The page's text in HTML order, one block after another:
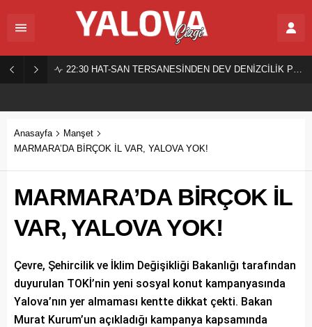
22:30 HAT-SAN TERSANESİNDEN DEV DENİZCİLİK PROJESİ!
Anasayfa
Manşet
MARMARA’DA BİRÇOK İL VAR, YALOVA YOK!
MARMARA’DA BİRÇOK İL
VAR, YALOVA YOK!
Çevre, Şehircilik ve İklim Değişikliği Bakanlığı tarafından
duyurulan TOKİ’nin yeni sosyal konut kampanyasında
Yalova’nın yer almaması kentte dikkat çekti. Bakan
Murat Kurum’un açıkladığı kampanya kapsamında